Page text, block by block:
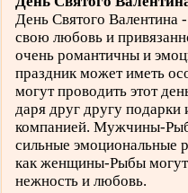
День Святого Валентина
свою любовь и
очень романтичны и
праздник может иметь
могут проводить этот
даря друг другу подарки
компанией. Мужчины-
сильные эмоциональные
как женщины-Рыбы
нежность и любовь.